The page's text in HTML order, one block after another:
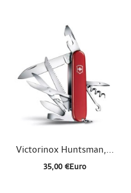
Schnellansicht
Victorinox Huntsman,...
35,00 €Euro